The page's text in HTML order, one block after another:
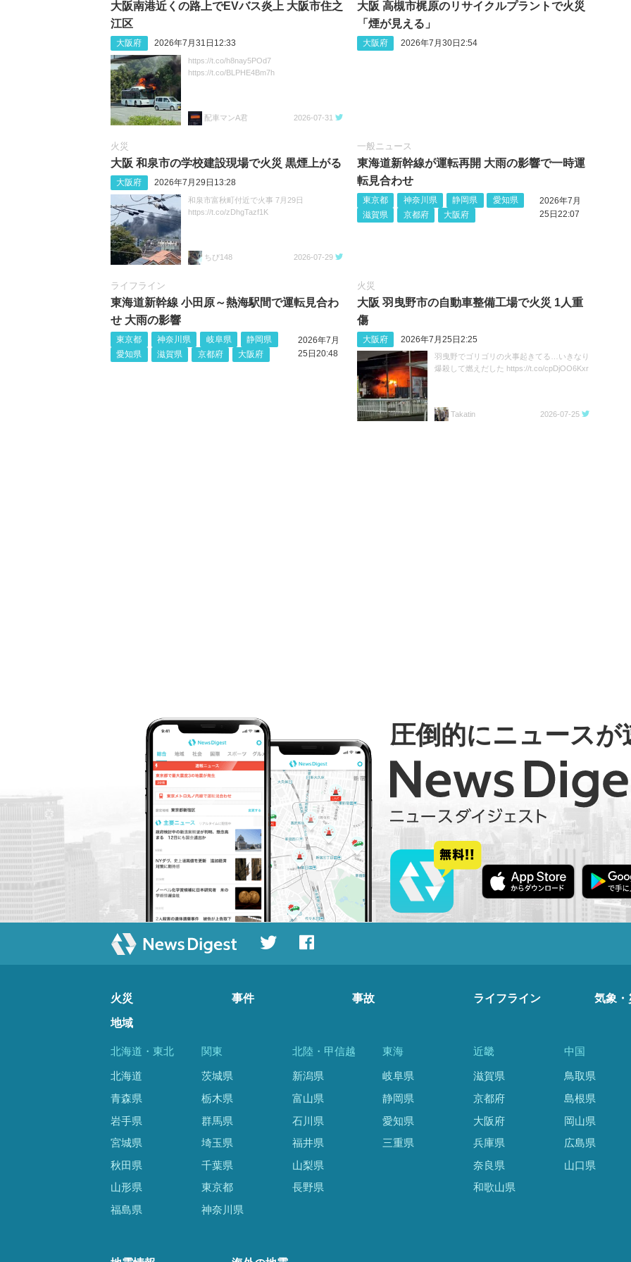
大阪南港近くの路上でEVバス炎上 大阪市住之
江区
大阪府 2026年7月31日12:33
https://t.co/h8nay5POd7
https://t.co/BLPHE4Bm7h
配車マンA君 2026-07-31
大阪 高槻市梶原のリサイクルプラントで火災
「煙が見える」
大阪府 2026年7月30日2:54
火災
大阪 和泉市の学校建設現場で火災 黒煙上がる
大阪府 2026年7月29日13:28
和泉市富秋町付近で火事 7月29日
https://t.co/zDhgTazf1K
ちび148 2026-07-29
一般ニュース
東海道新幹線が運転再開 大雨の影響で一時運
転見合わせ
東京都 神奈川県 静岡県
愛知県
滋賀県
京都府 大阪府
2026年7月
25日22:07
ライフライン
東海道新幹線 小田原～熱海駅間で運転見合わ
せ 大雨の影響
東京都 神奈川県 岐阜県
静岡県
愛知県
滋賀県 京都府 大阪府
2026年7月
25日20:48
火災
大阪 羽曳野市の自動車整備工場で火災 1人重
傷
大阪府 2026年7月25日2:25
羽曳野でゴリゴリの火事起きてる…いきなり
爆殺して燃えだした https://t.co/cpDjOO6Kxr
Takatin 2026-07-25
圧倒的にニュースが
火災 事件 事故 ライフライン 気象・
地域
北海道・東北
北海道
青森県
岩手県
宮城県
秋田県
山形県
福島県
関東
茨城県
栃木県
群馬県
埼玉県
千葉県
東京都
神奈川県
北陸・甲信越
新潟県
富山県
石川県
福井県
山梨県
長野県
東海
岐阜県
静岡県
愛知県
三重県
近畿
滋賀県
京都府
大阪府
兵庫県
奈良県
和歌山県
中国
鳥取県
島根県
岡山県
広島県
山口県